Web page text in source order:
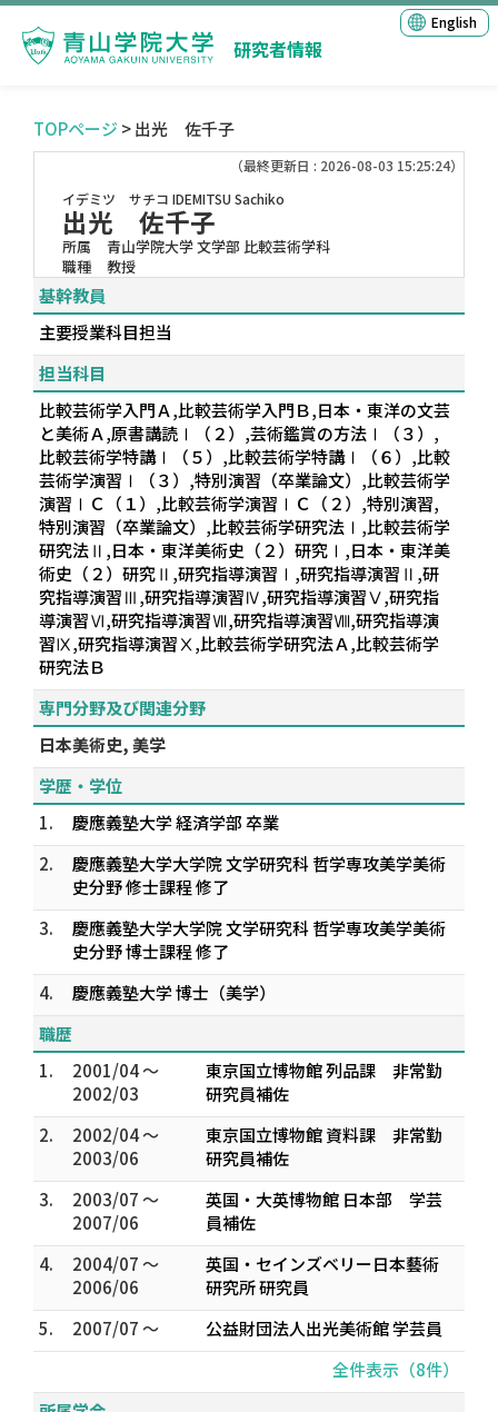
研究者情報
English
TOPページ > 出光 佐千子
（最終更新日 : 2026-08-03 15:25:24）
イデミツ サチコ IDEMITSU Sachiko
出光 佐千子
所属
青山学院大学 文学部 比較芸術学科
職種
教授
基幹教員
主要授業科目担当
担当科目
比較芸術学入門Ａ,比較芸術学入門Ｂ,日本・東洋の文芸
と美術Ａ,原書講読Ⅰ（２）,芸術鑑賞の方法Ⅰ（３）,
比較芸術学特講Ⅰ（５）,比較芸術学特講Ⅰ（６）,比較
芸術学演習Ⅰ（３）,特別演習（卒業論文）,比較芸術学
演習ⅠＣ（１）,比較芸術学演習ⅠＣ（２）,特別演習,
特別演習（卒業論文）,比較芸術学研究法Ⅰ,比較芸術学
研究法Ⅱ,日本・東洋美術史（２）研究Ⅰ,日本・東洋美
術史（２）研究Ⅱ,研究指導演習Ⅰ,研究指導演習Ⅱ,研
究指導演習Ⅲ,研究指導演習Ⅳ,研究指導演習Ⅴ,研究指
導演習Ⅵ,研究指導演習Ⅶ,研究指導演習Ⅷ,研究指導演
習Ⅸ,研究指導演習Ⅹ,比較芸術学研究法Ａ,比較芸術学
研究法Ｂ
専門分野及び関連分野
日本美術史, 美学
学歴・学位
1.
慶應義塾大学 経済学部 卒業
2.
慶應義塾大学大学院 文学研究科 哲学専攻美学美術
史分野 修士課程 修了
3.
慶應義塾大学大学院 文学研究科 哲学専攻美学美術
史分野 博士課程 修了
4.
慶應義塾大学 博士（美学）
職歴
1.
2001/04 ～
2002/03
東京国立博物館 列品課 非常勤
研究員補佐
2.
2002/04 ～
2003/06
東京国立博物館 資料課 非常勤
研究員補佐
3.
2003/07 ～
2007/06
英国・大英博物館 日本部 学芸
員補佐
4.
2004/07 ～
2006/06
英国・セインズベリー日本藝術
研究所 研究員
5.
2007/07 ～
公益財団法人出光美術館 学芸員
全件表示（8件）